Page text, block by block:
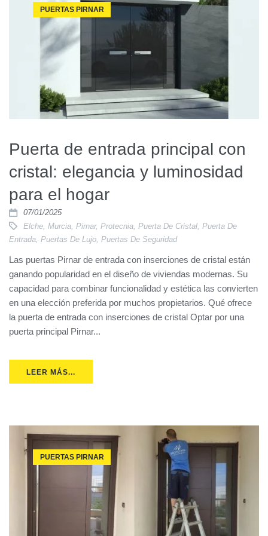
PUERTAS PIRNAR
Puerta de entrada principal con
cristal: elegancia y luminosidad
para el hogar
07/01/2025
Elche Murcia Pirnar, Protecnia Puerta De Cristal Puerta De
Entrada, Puertas De Lujo, Puertas De Seguridad
Las puertas Pirnar de entrada con inserciones de cristal están
ganando popularidad en el diseño de viviendas modernas. Su
capacidad para combinar funcionalidad y estética las convierten
en una elección preferida por muchos propietarios. Qué ofrece
la puerta de entrada con inserciones de cristal Optar por una
puerta principal Pirnar...
LEER MÁS...
PUERTAS PIRNAR